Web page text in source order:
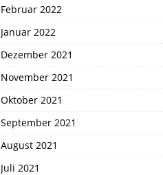
Februar 2022
Januar 2022
Dezember 2021
November 2021
Oktober 2021
September 2021
August 2021
Juli 2021